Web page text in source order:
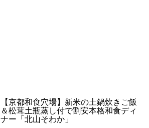
【京都和食穴場】新米の土鍋炊きご飯
＆松茸土瓶蒸し付で割安本格和食ディ
ナー「北山そわか」